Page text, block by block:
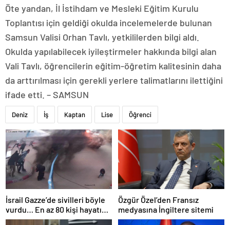
Öte yandan, İl İstihdam ve Mesleki Eğitim Kurulu
Toplantısı için geldiği okulda incelemelerde bulunan
Samsun Valisi Orhan Tavlı, yetkililerden bilgi aldı.
Okulda yapılabilecek iyileştirmeler hakkında bilgi alan
Vali Tavlı, öğrencilerin eğitim-öğretim kalitesinin daha
da arttırılması için gerekli yerlere talimatlarını ilettiğini
ifade etti. – SAMSUN
Deniz İş Kaptan Lise Öğrenci
İsrail Gazze’de sivilleri böyle
vurdu… En az 80 kişi hayatını
kaybetti
Özgür Özel’den Fransız
medyasına İngiltere sitemi